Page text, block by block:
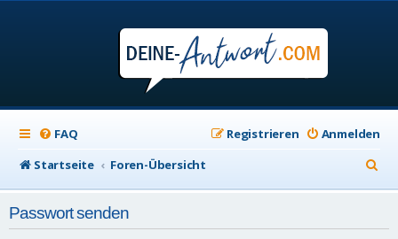
FAQ Anmelden
Registrieren
Startseite
Foren-Übersicht
u
Passwort senden